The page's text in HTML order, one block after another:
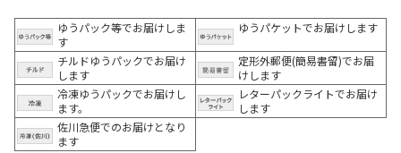
ゆうパック等でお届けしま
す
ゆうパケットでお届けします
チルドゆうパックでお届け
します
定形外郵便(簡易書留)でお届
けします
冷凍ゆうパックでお届けし
ます。
レターパックライトでお届け
します
佐川急便でのお届けとなり
ます